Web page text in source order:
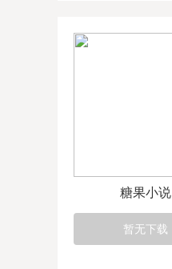
糖果小说
暂无下载